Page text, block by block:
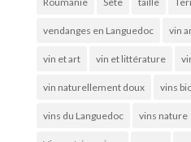
vendanges en Languedoc vin
vin et art vin et littérature
vin naturellement doux vins
vins du Languedoc vins nature